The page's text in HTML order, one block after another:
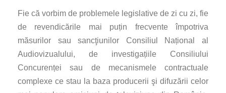
Fie că vorbim de problemele legislative de zi cu zi, fie
de revendicările mai puțin frecvente împotriva
măsurilor sau sancţiunilor Consiliul Național al
Audiovizualului, de investigațiile Consiliului
Concurenței sau de mecanismele contractuale
complexe ce stau la baza producerii şi difuzării celor